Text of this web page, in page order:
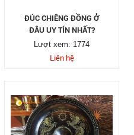
ĐÚC CHIÊNG ĐỒNG Ở
ĐÂU UY TÍN NHẤT?
Lượt xem: 1774
Liên hệ